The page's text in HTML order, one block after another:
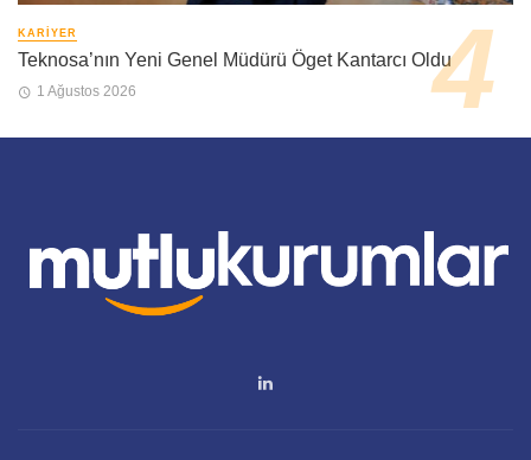
KARIYER
Teknosa’nın Yeni Genel Müdürü Öget Kantarcı Oldu
1 Ağustos 2026